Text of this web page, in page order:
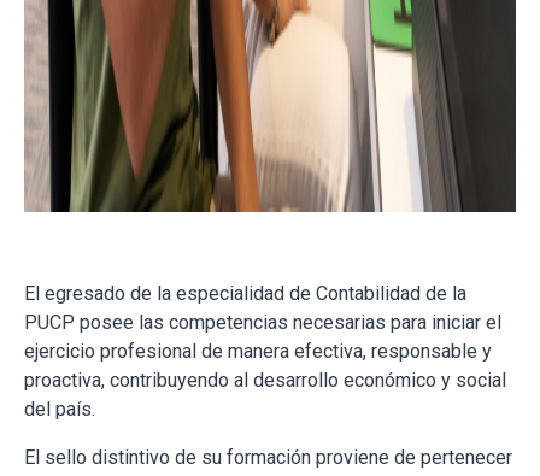
El egresado de la especialidad de Contabilidad de la
PUCP posee las competencias necesarias para iniciar el
ejercicio profesional de manera efectiva, responsable y
proactiva, contribuyendo al desarrollo económico y social
del país.
El sello distintivo de su formación proviene de pertenecer